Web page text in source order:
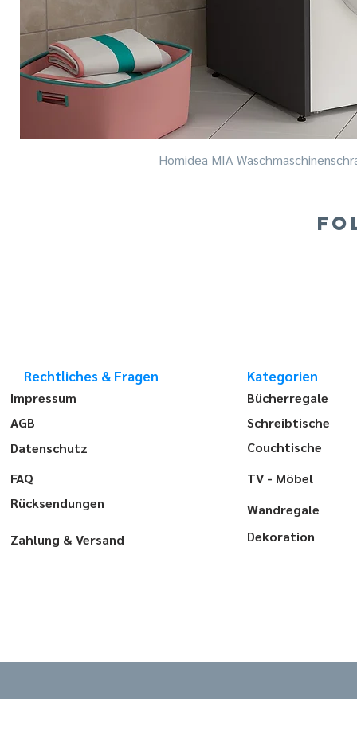
Homidea MIA
Rechtliches & Fragen
Impressum
AGB
Datenschutz
FAQ
Rücksendungen
Zahlung & Versand
Kategorien
Bücherregale
Schreibtische
Couchtische
TV - Möbel
Wandregale
Dekoration